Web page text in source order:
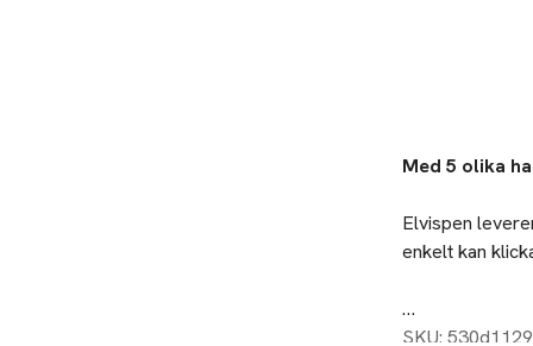
Beskrivning
Med 5 olika
Elvispen
enkelt kan
SKU: